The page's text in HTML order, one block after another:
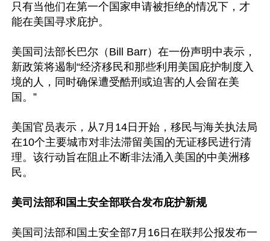
只有当他们在第一个国家申请被拒绝的情况下，才
能在美国寻求庇护。
美国司法部长巴尔（Bill Barr）在一份声明中表示，
新政策将遏制“经济移民和那些利用美国庇护制度入
境的人，同时确保遭受酷刑或迫害的人会留在美
国。”
美国官员表示，从7月14日开始，移民与海关执法局
在10个主要城市对非法滞留美国的无证移民进行清
理。该行动旨在阻止不断非法涌入美国的中美洲移
民。
美司法部和国土安全部联合发布庇护新规
美国司法部和国土安全部7月16日在联邦公报发布一